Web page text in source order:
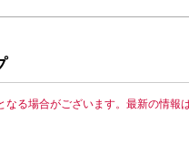
なる場合がございます。最新の情報